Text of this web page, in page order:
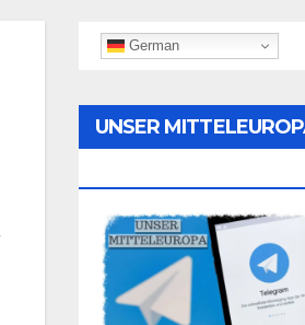
German
UNSER